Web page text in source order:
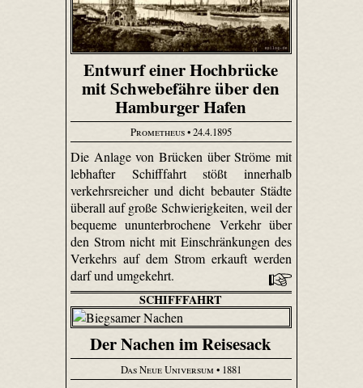
Entwurf einer Hochbrücke
mit Schwebefähre über den
Hamburger Hafen
Prometheus• 24.4.1895
Die Anlage von Brücken über Ströme mit
lebhafter Schifffahrt stößt innerhalb
verkehrsreicher und dicht bebauter Städte
überall auf große Schwierigkeiten, weil der
bequeme ununterbrochene Verkehr über
den Strom nicht mit Einschränkungen des
Verkehrs auf dem Strom erkauft werden
darf und umgekehrt.
SCHIFFFAHRT
Der Nachen im Reisesack
Das Neue Universum • 1881